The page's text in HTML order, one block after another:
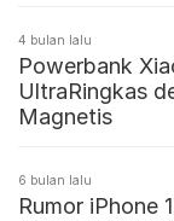
4 bulan lalu
Powerbank
UltraRingkas
Magnetis
6 bulan lalu
Rumor iPhone